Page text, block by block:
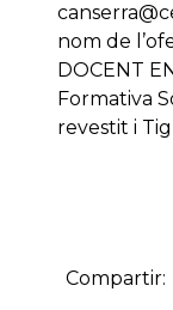
nom de
DOCENT
Formativa
revestit i Tig
Compartir: